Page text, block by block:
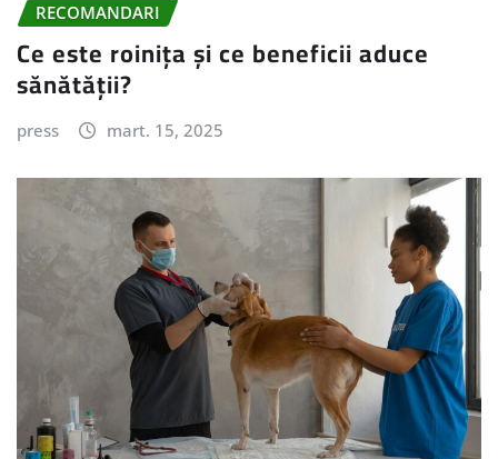
RECOMANDARI
Ce este roinița și ce beneficii aduce
sănătății?
press mart. 15, 2025